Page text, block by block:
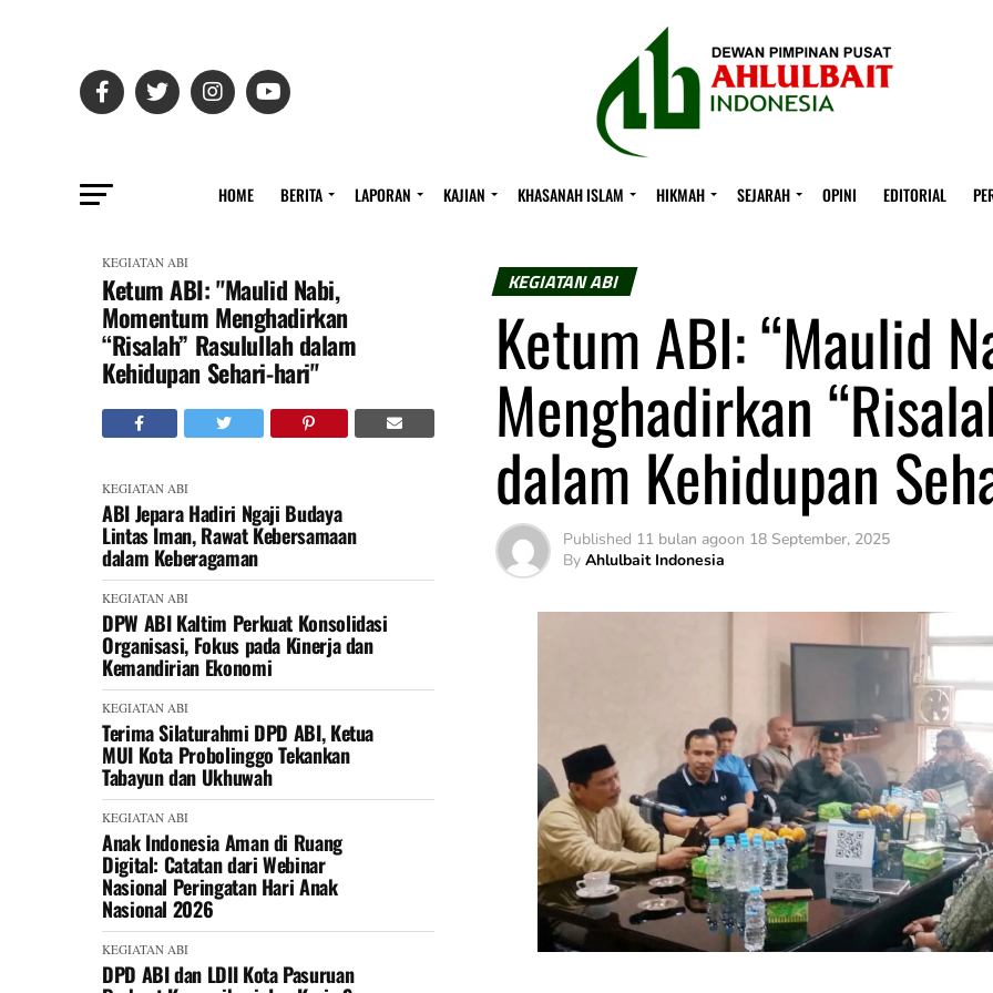
HOME BERITA LAPORAN KAJIAN KHASANAH ISLAM HIKMAH SEJARAH OPINI EDITORIAL
KEGIATAN ABI
Ketum ABI: "Maulid Nabi,
Momentum Menghadirkan
“Risalah” Rasulullah dalam
Kehidupan Sehari-hari"
KEGIATAN ABI
ABI Jepara Hadiri Ngaji Budaya
Lintas Iman, Rawat Kebersamaan
dalam Keberagaman
KEGIATAN ABI
DPW ABI Kaltim Perkuat Konsolidasi
Organisasi, Fokus pada Kinerja dan
Kemandirian Ekonomi
KEGIATAN ABI
Terima Silaturahmi DPD ABI, Ketua
MUI Kota Probolinggo Tekankan
Tabayun dan Ukhuwah
KEGIATAN ABI
Anak Indonesia Aman di Ruang
Digital: Catatan dari Webinar
Nasional Peringatan Hari Anak
Nasional 2026
KEGIATAN ABI
DPD ABI dan LDII Kota Pasuruan
KEGIATAN ABI
Ketum ABI: “Maulid
Menghadirkan
dalam Kehidupan
Published 11 bulan agoon 18 September, 2025
By Ahlulbait Indonesia